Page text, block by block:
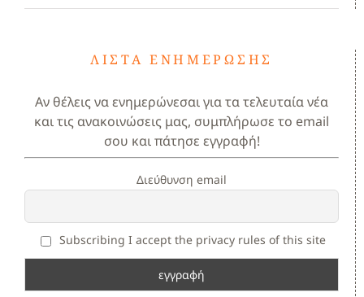
ΛΊΣΤΑ ΕΝΗΜΈΡΩΣΗΣ
Αν θέλεις να ενημερώνεσαι για τα τελευταία νέα
και τις ανακοινώσεις μας, συμπλήρωσε το email
σου και πάτησε εγγραφή!
Διεύθυνση email
Subscribing I accept the privacy rules of this site